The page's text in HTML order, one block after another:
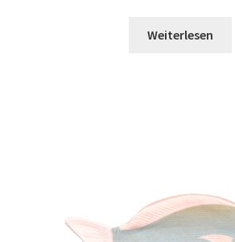
Weiterlesen